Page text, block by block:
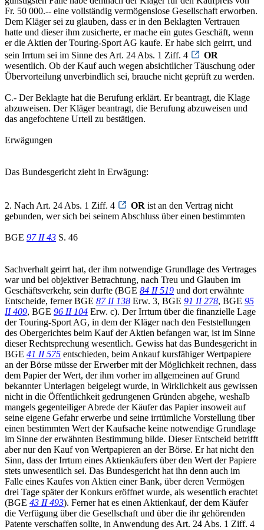
Fr. 50 000.-- eine vollständig vermögenslose Gesellschaft erworben.
Dem Kläger sei zu glauben, dass er in den Beklagten Vertrauen
hatte und dieser ihm zusicherte, er mache ein gutes Geschäft, wenn
er die Aktien der Touring-Sport AG kaufe. Er habe sich geirrt, und
sein Irrtum sei im Sinne des Art. 24 Abs. 1 Ziff. 4
OR
wesentlich. Ob der Kauf auch wegen absichtlicher Täuschung oder
Übervorteilung unverbindlich sei, brauche nicht geprüft zu werden.
C.- Der Beklagte hat die Berufung erklärt. Er beantragt, die Klage
abzuweisen. Der Kläger beantragt, die Berufung abzuweisen und
das angefochtene Urteil zu bestätigen.
Erwägungen
Das Bundesgericht zieht in Erwägung:
2. Nach Art. 24 Abs. 1 Ziff. 4 OR ist an den Vertrag nicht
gebunden, wer sich bei seinem Abschluss über einen bestimmten
BGE 97 II 43 S. 46
Sachverhalt geirrt hat, der ihm notwendige Grundlage des Vertrages
war und bei objektiver Betrachtung, nach Treu und Glauben im
Geschäftsverkehr, sein durfte (BGE 84 II 519 und dort erwähnte
Entscheide, ferner BGE 87 II 138 Erw. 3, BGE 91 II 278, BGE 95
II 409, BGE 96 II 104 Erw. c). Der Irrtum über die finanzielle Lage
der Touring-Sport AG, in dem der Kläger nach den Feststellungen
des Obergerichtes beim Kauf der Aktien befangen war, ist im Sinne
dieser Rechtsprechung wesentlich. Gewiss hat das Bundesgericht in
BGE 41 II 575 entschieden, beim Ankauf kursfähiger Wertpapiere
an der Börse müsse der Erwerber mit der Möglichkeit rechnen, dass
dem Papier der Wert, der ihm vorher im allgemeinen auf Grund
bekannter Unterlagen beigelegt wurde, in Wirklichkeit aus gewissen
nicht in die Öffentlichkeit gedrungenen Gründen abgehe, weshalb
mangels gegenteiliger Abrede der Käufer das Papier insoweit auf
seine eigene Gefahr erwerbe und seine irrtümliche Vorstellung über
einen bestimmten Wert der Kaufsache keine notwendige Grundlage
im Sinne der erwähnten Bestimmung bilde. Dieser Entscheid betrifft
aber nur den Kauf von Wertpapieren an der Börse. Er hat nicht den
Sinn, dass der Irrtum eines Aktienkäufers über den Wert der Papiere
stets unwesentlich sei. Das Bundesgericht hat ihn denn auch im
Falle eines Kaufes von Aktien einer Bank, über deren Vermögen
drei Tage später der Konkurs eröffnet wurde, als wesentlich erachtet
(BGE 43 II 493). Ferner hat es einen Aktienkauf, der dem Käufer
die Verfügung über die Gesellschaft und über die ihr gehörenden
Patente verschaffen sollte, in Anwendung des Art. 24 Abs. 1 Ziff. 4